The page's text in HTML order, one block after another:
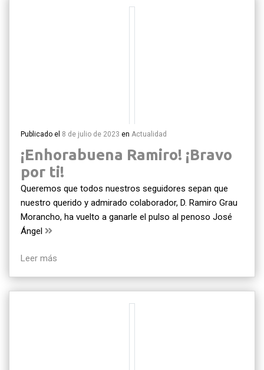
Publicado el 8 de julio de 2023 en Actualidad
¡Enhorabuena Ramiro! ¡Bravo
por ti!
Queremos que todos nuestros seguidores sepan que
nuestro querido y admirado colaborador, D. Ramiro Grau
Morancho, ha vuelto a ganarle el pulso al penoso José
Ángel
Leer más